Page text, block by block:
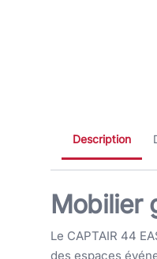
Description
Mobilier
Le CAPTAIR 44
des espaces